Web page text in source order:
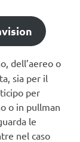
dell’aereo o
sia per il
per
o in pullman
le
nel caso